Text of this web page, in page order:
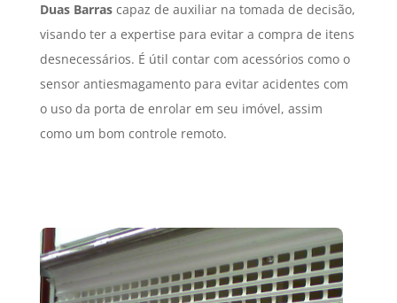
Duas Barrascapaz de auxiliar na tomada de decisão,
visando ter a expertise para evitar a compra de itens
desnecessários. É útil contar com acessórios como o
sensor antiesmagamento para evitar acidentes com
o uso da porta de enrolar em seu imóvel, assim
como um bom controle remoto.